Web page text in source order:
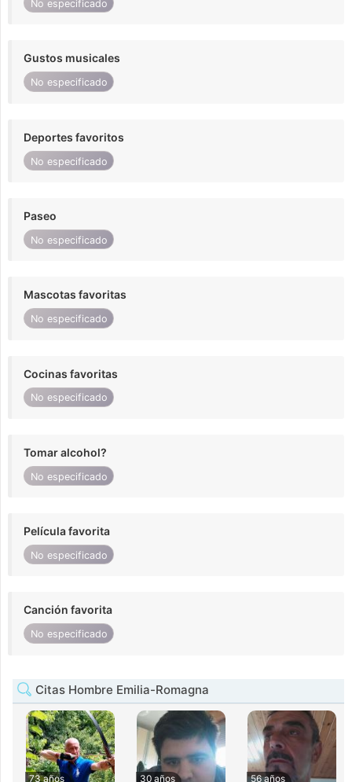
No especificado
Gustos musicales
No especificado
Deportes favoritos
No especificado
Paseo
No especificado
Mascotas favoritas
No especificado
Cocinas favoritas
No especificado
Tomar alcohol?
No especificado
Película favorita
No especificado
Canción favorita
No especificado
Citas Hombre Emilia-Romagna
73 años
30 años
56 años